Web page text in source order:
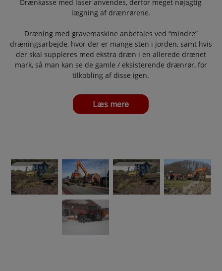
Drænkasse med laser anvendes, derfor meget nøjagtig
lægning af drænrørene.
Dræning med gravemaskine anbefales ved “mindre”
dræningsarbejde, hvor der er mange sten i jorden, samt hvis
der skal suppleres med ekstra dræn i en allerede drænet
mark, så man kan se de gamle / eksisterende drænrør, for
tilkobling af disse igen.
Læs mere